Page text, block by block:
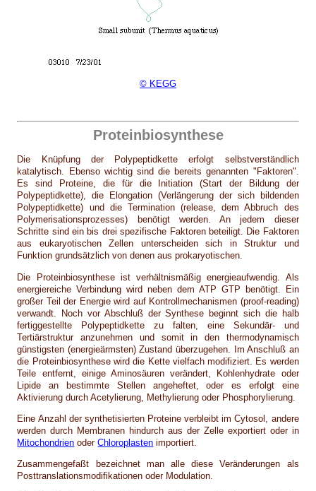
© KEGG
Proteinbiosynthese
Die Knüpfung der Polypeptidkette erfolgt selbstverständlich
katalytisch. Ebenso wichtig sind die bereits genannten "Faktoren".
Es sind Proteine, die für die Initiation (Start der Bildung der
Polypeptidkette), die Elongation (Verlängerung der sich bildenden
Polypeptidkette) und die Termination (release, dem Abbruch des
Polymerisationsprozesses) benötigt werden. An jedem dieser
Schritte sind ein bis drei spezifische Faktoren beteiligt. Die Faktoren
aus eukaryotischen Zellen unterscheiden sich in Struktur und
Funktion grundsätzlich von denen aus prokaryotischen.
Die Proteinbiosynthese ist verhältnismäßig energieaufwendig. Als
energiereiche Verbindung wird neben dem ATP GTP benötigt. Ein
großer Teil der Energie wird auf Kontrollmechanismen (proof-reading)
verwandt. Noch vor Abschluß der Synthese beginnt sich die halb
fertiggestellte Polypeptidkette zu falten, eine Sekundär- und
Tertiärstruktur anzunehmen und somit in den thermodynamisch
günstigsten (energieärmsten) Zustand überzugehen. Im Anschluß an
die Proteinbiosynthese wird die Kette vielfach modifiziert. Es werden
Teile entfernt, einige Aminosäuren verändert, Kohlenhydrate oder
Lipide an bestimmte Stellen angeheftet, oder es erfolgt eine
Aktivierung durch Acetylierung, Methylierung oder Phosphorylierung.
Eine Anzahl der synthetisierten Proteine verbleibt im Cytosol, andere
werden durch Membranen hindurch aus der Zelle exportiert oder in
Mitochondrien oderChloroplasten importiert.
Zusammengefaßt bezeichnet man alle diese Veränderungen als
Posttranslationsmodifikationen oder Modulation.